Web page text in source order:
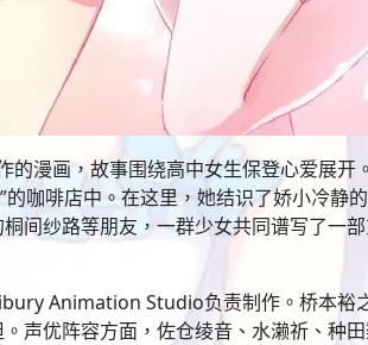
的漫画，故事围绕高中女生保登心爱展开
咖啡店中。在这里，她结识了娇小冷静
间纱路等朋友，一群少女共同谱写了一
Animation Studio负责制作。桥本裕
声优阵容方面，佐仓绫音、水濑祈、种